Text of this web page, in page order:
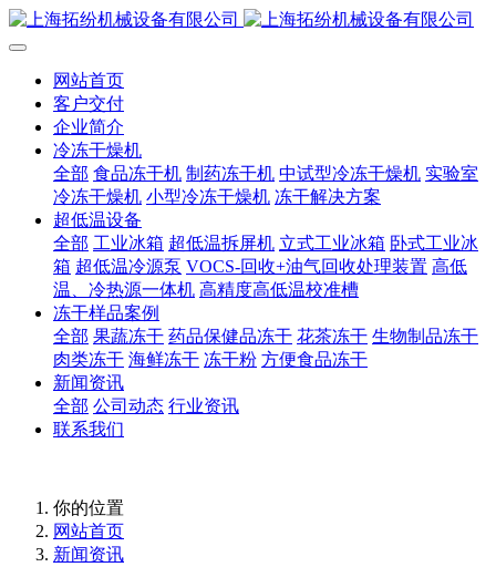
网站首页
客户交付
企业简介
冷冻干燥机
全部 食品冻干机 制药冻干机 中试型冷冻干燥机 实验室
冷冻干燥机 小型冷冻干燥机 冻干解决方案
超低温设备
全部 工业冰箱 超低温拆屏机 立式工业冰箱 卧式工业冰
箱 超低温冷源泵 VOCS-回收+油气回收处理装置 高低
温、冷热源一体机 高精度高低温校准槽
冻干样品案例
全部 果蔬冻干 药品保健品冻干 花茶冻干 生物制品冻干
肉类冻干 海鲜冻干 冻干粉 方便食品冻干
新闻资讯
全部 公司动态 行业资讯
联系我们
你的位置
网站首页
新闻资讯